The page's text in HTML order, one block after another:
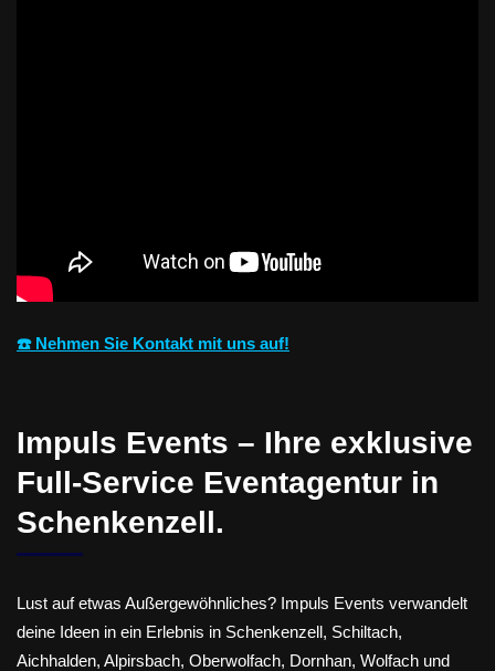
☎️ Nehmen Sie Kontakt mit uns auf!
Impuls Events – Ihre exklusive
Full-Service Eventagentur in
Schenkenzell.
Lust auf etwas Außergewöhnliches? Impuls Events verwandelt
deine Ideen in ein Erlebnis in Schenkenzell, Schiltach,
Aichhalden, Alpirsbach, Oberwolfach, Dornhan, Wolfach und